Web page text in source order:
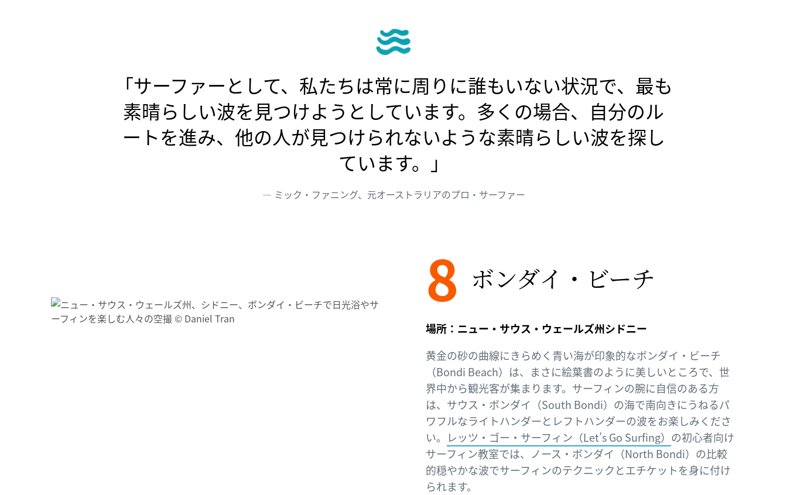
「サーファーとして、私たちは常に周りに誰もいない状況で、最も
素晴らしい波を見つけようとしています。多くの場合、自分のル
ートを進み、他の人が見つけられないような素晴らしい波を探し
ています。」
ミック・ファニング、元オーストラリアのプロ・サーファー
8 ボンダイ・ビーチ
場所：ニュー・サウス・ウェールズ州シドニー
黄金の砂の曲線にきらめく青い海が印象的なボンダイ・ビーチ
（Bondi Beach）は、まさに絵葉書のように美しいところで、世
界中から観光客が集まります。サーフィンの腕に自信のある方
は、サウス・ボンダイ（South Bondi）の海で南向きにうねるパ
ワフルなライトハンダーとレフトハンダーの波をお楽しみくださ
い。 レッツ・ゴー・サーフィン（Let’s Go Surfing） の初心者向け
サーフィン教室では、ノース・ボンダイ（North Bondi）の比較
的穏やかな波でサーフィンのテクニックとエチケットを身に付け
られます。